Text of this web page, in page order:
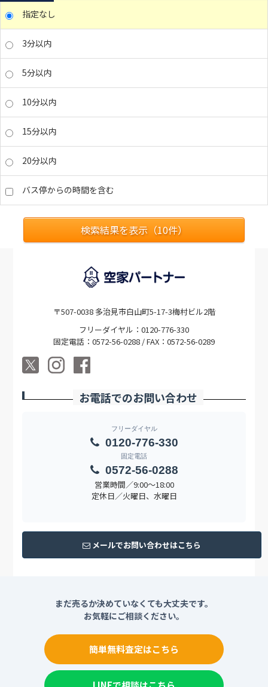
指定なし
3分以内
5分以内
10分以内
15分以内
20分以内
バス停からの時間を含む
検索結果を表示（10件）
〒507-0038 多治見市白山町5-17-3梅村ビル2階
フリーダイヤル：0120-776-330
固定電話：0572-56-0288 / FAX：0572-56-0289
お電話でのお問い合わせ
営業時間／9:00〜18:00
定休日／火曜日、水曜日
フリーダイヤル
0120-776-330
固定電話
0572-56-0288
メールでお問い合わせはこちら
まだ売るか決めていなくても大丈夫です。
お気軽にご相談ください。
簡単無料査定はこちら